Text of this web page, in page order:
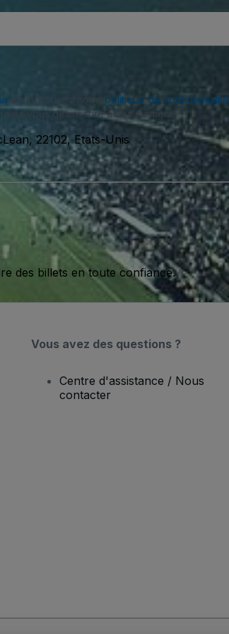
et approuvez notre politique de confidentialité
vous désinscrire à tout moment.
22102, Etats-Unis
des billets en toute confiance.
Vous avez des questions ?
Centre d'assistance / Nous
contacter